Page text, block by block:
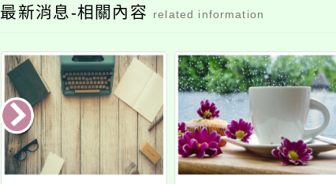
最新消息-相關內容 related information